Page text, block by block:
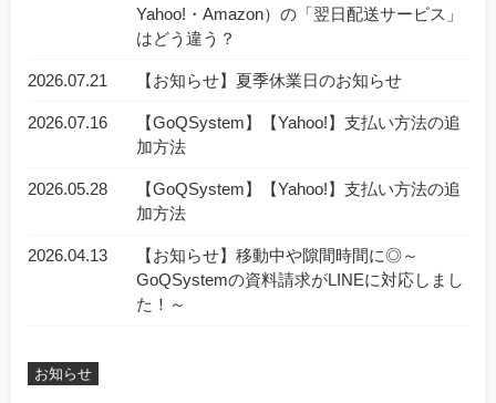
Yahoo!・Amazon）の「翌日配送サービス」
はどう違う？
2026.07.21 【お知らせ】夏季休業日のお知らせ
2026.07.16
【GoQSystem】【Yahoo!】支払い方法の追
加方法
2026.05.28
【GoQSystem】【Yahoo!】支払い方法の追
加方法
2026.04.13
【お知らせ】移動中や隙間時間に◎～
GoQSystemの資料請求がLINEに対応しまし
た！～
お知らせ